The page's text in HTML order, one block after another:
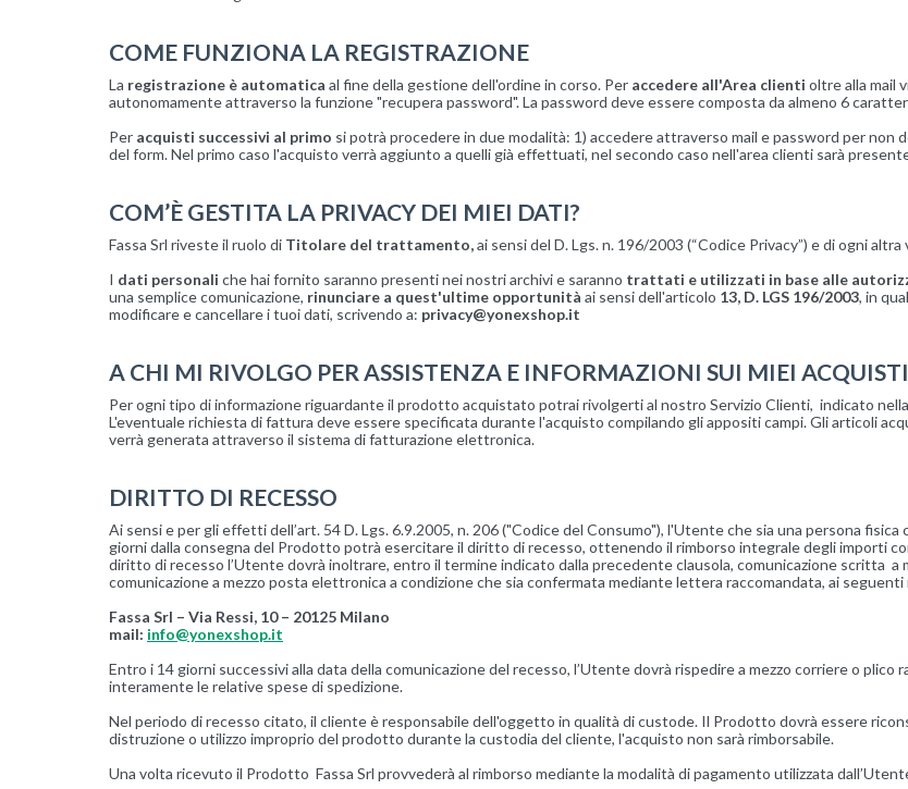
COME FUNZIONA LA REGISTRAZIONE
La registrazione è automatica al fine della gestione dell'ordine in corso. Per accedere all'Area clienti oltre alla mail
autonomamente attraverso la funzione "recupera password". La password deve essere composta da almeno 6
Per acquisti successivi al primo si potrà procedere in due modalità: 1) accedere attraverso mail e password per non
del form. Nel primo caso l'acquisto verrà aggiunto a quelli già effettuati, nel secondo caso nell'area clienti sarà
COM’È GESTITA LA PRIVACY DEI MIEI DATI?
Fassa Srl riveste il ruolo di Titolare del trattamento,ai sensi del D. Lgs. n. 196/2003 (“Codice Privacy”) e di ogni
I dati personali che hai fornito saranno presenti nei nostri archivi e saranno trattati e utilizzati in base alle
una semplice comunicazione, rinunciare a quest'ultime opportunità ai sensi dell'articolo 13, D. LGS 196/2003, in
modificare e cancellare i tuoi dati, scrivendo a: privacy@yonexshop.it
A CHI MI RIVOLGO PER ASSISTENZA E INFORMAZIONI SUI MIEI
Per ogni tipo di informazione riguardante il prodotto acquistato potrai rivolgerti al nostro Servizio Clienti, indicato
L'eventuale richiesta di fattura deve essere specificata durante l'acquisto compilando gli appositi campi. Gli articoli
verrà generata attraverso il sistema di fatturazione elettronica.
DIRITTO DI RECESSO
Ai sensi e per gli effetti dell’art. 54 D. Lgs. 6.9.2005, n. 206 ("Codice del Consumo"), l'Utente che sia una persona
giorni dalla consegna del Prodotto potrà esercitare il diritto di recesso, ottenendo il rimborso integrale degli importi
diritto di recesso l’Utente dovrà inoltrare, entro il termine indicato dalla precedente clausola, comunicazione scritta a
comunicazione a mezzo posta elettronica a condizione che sia confermata mediante lettera raccomandata, ai
Fassa Srl – Via Ressi, 10 – 20125 Milano
mail: info@yonexshop.it
Entro i 14 giorni successivi alla data della comunicazione del recesso, l’Utente dovrà rispedire a mezzo corriere o
interamente le relative spese di spedizione.
Nel periodo di recesso citato, il cliente è responsabile dell'oggetto in qualità di custode. Il Prodotto dovrà essere
distruzione o utilizzo improprio del prodotto durante la custodia del cliente, l'acquisto non sarà rimborsabile.
Una volta ricevuto il Prodotto Fassa Srl provvederà al rimborso mediante la modalità di pagamento utilizzata